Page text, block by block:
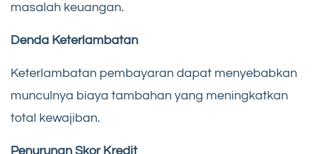
masalah keuangan.
Denda Keterlambatan
Keterlambatan pembayaran dapat menyebabkan
munculnya biaya tambahan yang meningkatkan
total kewajiban.
Penurunan Skor Kredit